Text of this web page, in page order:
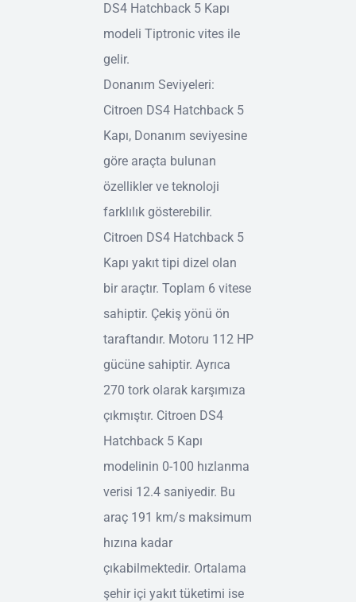
DS4 Hatchback 5 Kapı
modeli Tiptronic vites ile
gelir.
Donanım Seviyeleri:
Citroen DS4 Hatchback 5
Kapı, Donanım seviyesine
göre araçta bulunan
özellikler ve teknoloji
farklılık gösterebilir.
Citroen DS4 Hatchback 5
Kapı yakıt tipi dizel olan
bir araçtır. Toplam 6 vitese
sahiptir. Çekiş yönü ön
taraftandır. Motoru 112 HP
gücüne sahiptir. Ayrıca
270 tork olarak karşımıza
çıkmıştır. Citroen DS4
Hatchback 5 Kapı
modelinin 0-100 hızlanma
verisi 12.4 saniyedir. Bu
araç 191 km/s maksimum
hızına kadar
çıkabilmektedir. Ortalama
şehir içi yakıt tüketimi ise